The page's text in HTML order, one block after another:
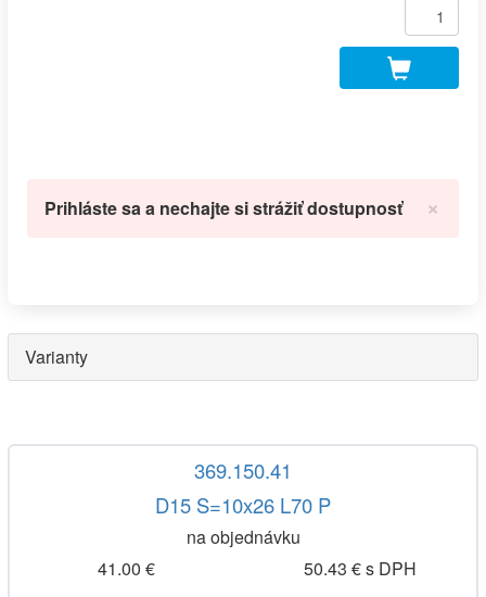
×
Prihláste sa a nechajte si strážiť dostupnosť
Varianty
369.150.41
D15 S=10x26 L70 P
na objednávku
41.00 €
50.43 € s DPH